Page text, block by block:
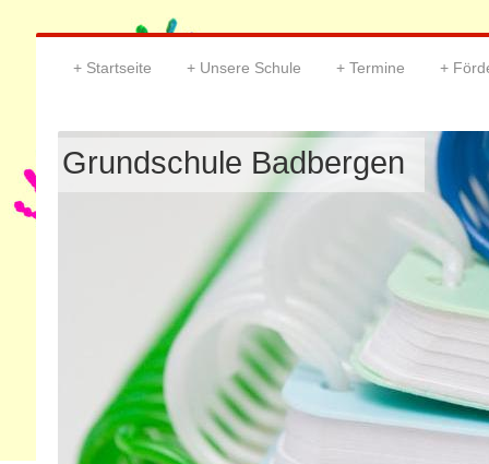
Startseite Unsere Schule Termine
Grundschule Badbergen